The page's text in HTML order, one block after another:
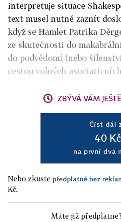
interpretuje situace
text musel nutně zaznít
když se Hamlet Patrika
ze skutečnosti do
do podvědomí (nebo
cestou volných
ZBÝVÁ VÁM
Číst dál
40 Kč
na první dva
Nebo zkuste předplatné bez
Kč.
Máte již